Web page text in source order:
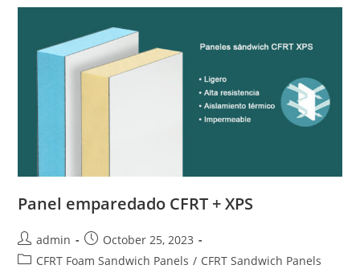
Panel emparedado CFRT + XPS
Post
author:
admin
Post
published:
October 25, 2023
PostCFRT Foam Sandwich Panels / CFRT Sandwich Panels